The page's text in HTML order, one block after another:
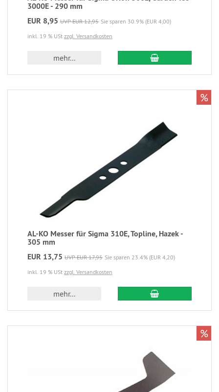
3000E - 290 mm
EUR 8,95 UVP EUR 12,95 Sie sparen 30.9% (EUR 4,00)
inkl. 19 % USt zzgl. Versandkosten
mehr...
AL-KO Messer für Sigma 310E, Topline, Hazek -
305 mm
EUR 13,75 UVP EUR 17,95 Sie sparen 23.4% (EUR 4,20)
inkl. 19 % USt zzgl. Versandkosten
mehr...
%
%